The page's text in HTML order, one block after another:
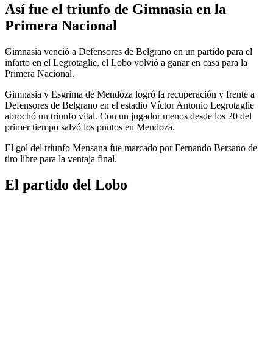
Así fue el triunfo de Gimnasia en la
Primera Nacional
Gimnasia venció a Defensores de Belgrano en un partido para el
infarto en el Legrotaglie, el Lobo volvió a ganar en casa para la
Primera Nacional.
Gimnasia y Esgrima de Mendoza logró la recuperación y frente a
Defensores de Belgrano en el estadio Víctor Antonio Legrotaglie
abrochó un triunfo vital. Con un jugador menos desde los 20 del
primer tiempo salvó los puntos en Mendoza.
El gol del triunfo Mensana fue marcado por Fernando Bersano de
tiro libre para la ventaja final.
El partido del Lobo